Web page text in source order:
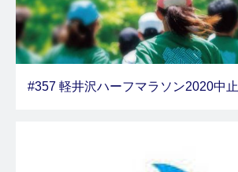
#357 軽井沢ハーフマラソン2020中止